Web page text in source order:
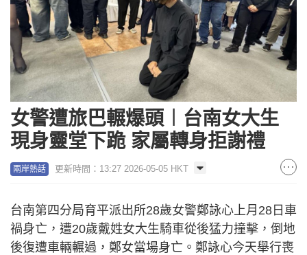
女警遭旅巴輾爆頭︱台南女大生
現身靈堂下跪 家屬轉身拒謝禮
兩岸熱話 更新時間：13:27 2026-05-05 HKT
台南第四分局育平派出所28歲女警鄭詠心上月28日車
禍身亡，遭20歲戴姓女大生騎車從後猛力撞擊，倒地
後復遭車輛輾過，鄭女當場身亡。鄭詠心今天舉行喪